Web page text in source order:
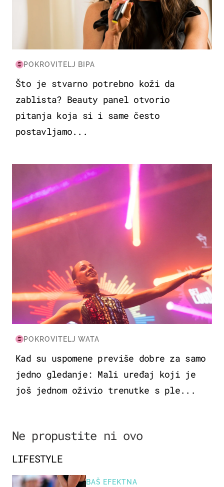
POKROVITELJ BIPA
Što je stvarno potrebno koži da
zablista? Beauty panel otvorio
pitanja koja si i same često
postavljamo...
KULTURA & ZABAVA
POKROVITELJ WATA
Kad su uspomene previše dobre za samo
jedno gledanje: Mali uređaj koji je
još jednom oživio trenutke s ple...
Ne propustite ni ovo
LIFESTYLE
BAŠ EFEKTNA